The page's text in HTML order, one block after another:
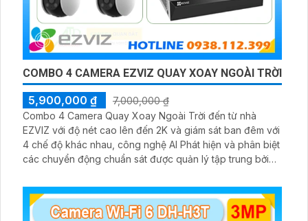
COMBO 4 CAMERA EZVIZ QUAY XOAY NGOÀI TRỜI
5,900,000 ₫
7,000,000 ₫
Combo 4 Camera Quay Xoay Ngoài Trời đến từ nhà
EZVIZ với độ nét cao lên đến 2K và giám sát ban đêm với
4 chế độ khác nhau, công nghệ AI Phát hiện và phân biệt
các chuyển động chuẩn sát được quản lý tập trung bởi